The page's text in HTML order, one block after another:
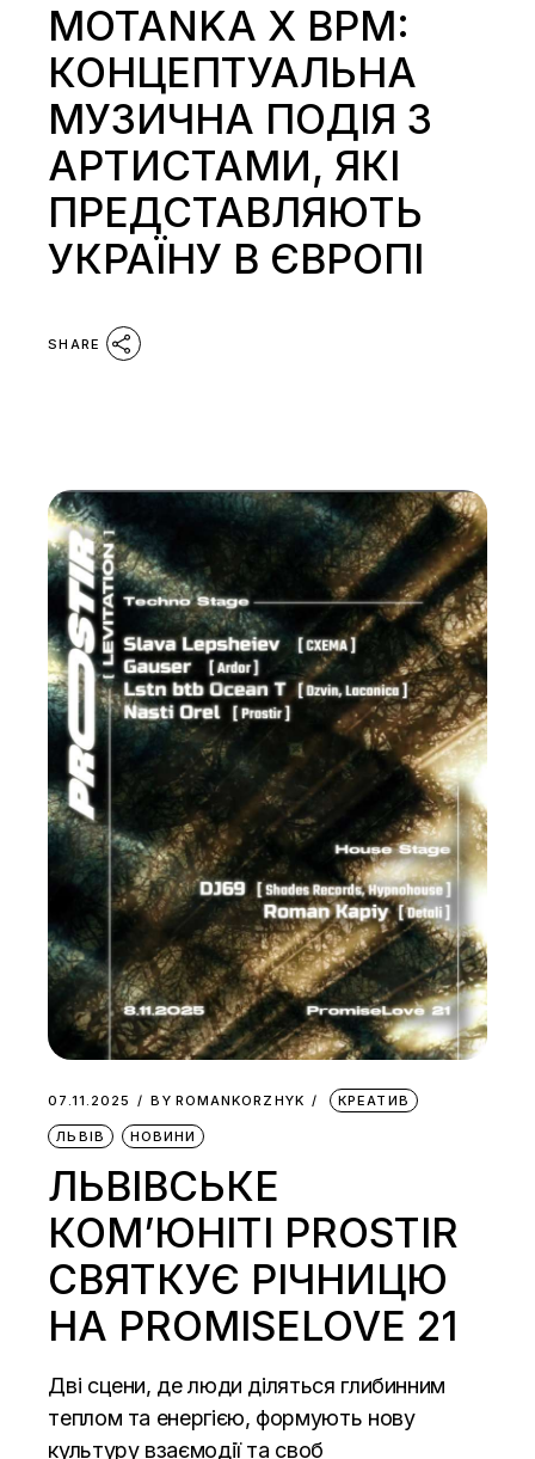
MOTANKA X BPM:
КОНЦЕПТУАЛЬНА
МУЗИЧНА ПОДІЯ З
АРТИСТАМИ, ЯКІ
ПРЕДСТАВЛЯЮТЬ
УКРАЇНУ В ЄВРОПІ
SHARE
07.11.2025 BY ROMANKORZHYK КРЕАТИВ
ЛЬВІВ НОВИНИ
ЛЬВІВСЬКЕ
КОМʼЮНІТІ PROSTIR
СВЯТКУЄ РІЧНИЦЮ
НА PROMISELOVE 21
Дві сцени, де люди діляться глибинним
теплом та енергією, формують нову
культуру взаємодії та своб